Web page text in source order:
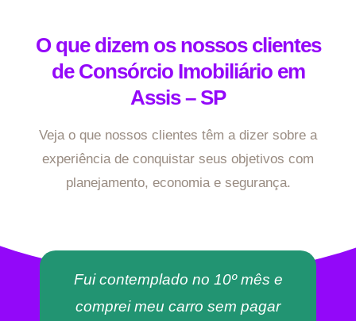
O que dizem os nossos clientes
de Consórcio Imobiliário em
Assis – SP
Veja o que nossos clientes têm a dizer sobre a
experiência de conquistar seus objetivos com
planejamento, economia e segurança.
Fui contemplado no 10º mês e
comprei meu carro sem pagar